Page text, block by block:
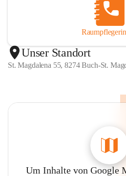
Unser Standort
St. Magdalena 55, 8274 Buch-St.
Um Inhalte von Google